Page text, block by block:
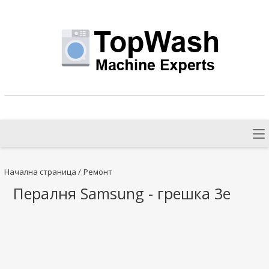
Начална страница / Ремонт
Пералня Samsung - грешка 3e